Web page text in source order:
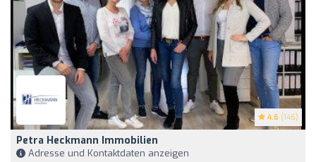
4.6 (146)
Petra Heckmann Immobilien
Adresse und Kontaktdaten anzeigen